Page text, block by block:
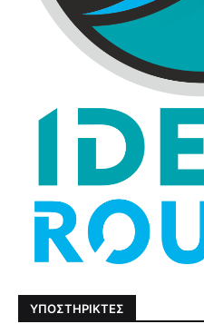
ΥΠΟΣΤΗΡΙΚΤΕΣ